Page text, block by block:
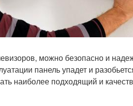
можно безопасно и
панель упадет и
наиболее подходящий и